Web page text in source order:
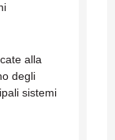
alla
degli
sistemi